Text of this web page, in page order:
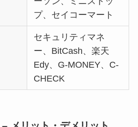
プ、セイコーマート
セキュリティマネ
ー、BitCash、楽天
Edy、G-MONEY、C-
CHECK